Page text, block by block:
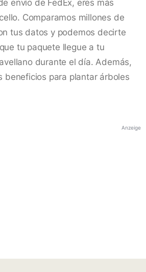
envío de FedEx, eres más
Comparamos millones de
tus datos y podemos decirte
tu paquete llegue a tu
durante el día. Además,
beneficios para plantar árboles
Anzeige